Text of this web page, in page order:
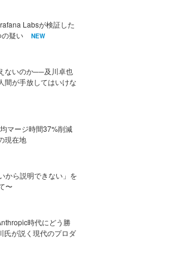
Labsが検証した
疑い
NEW
ないのか──及川卓也
間が手放してはいけな
マージ時間37%削減
現在地
ら説明できない」を
〜
時代にどう勝
が説く現代のプロダ